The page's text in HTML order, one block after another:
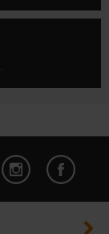
Instagram